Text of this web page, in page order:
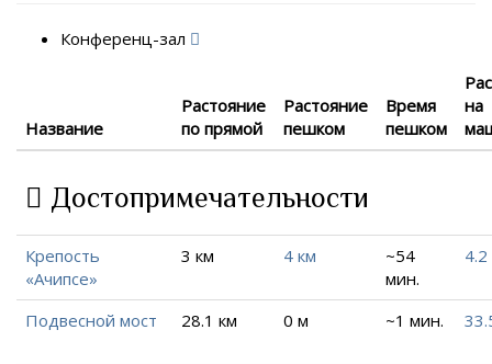
Конференц-зал
Название
Растояние
по прямой
Растояние
пешком
Время
пешком
на
Достопримечательности
Крепость
«Ачипсе»
3 км 4 км
~54
мин.
Подвесной мост 28.1 км 0 м ~1 мин.